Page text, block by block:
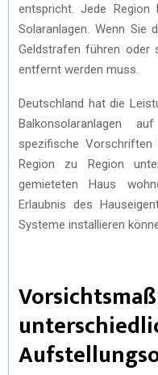
entspricht. Jede
Solaranlagen. Wenn Sie
Geldstrafen führen oder
entfernt werden muss.
Deutschland hat die
Balkonsolaranlagen
spezifische Vorschriften
Region zu Region
gemieteten Haus
Erlaubnis des
Systeme installieren